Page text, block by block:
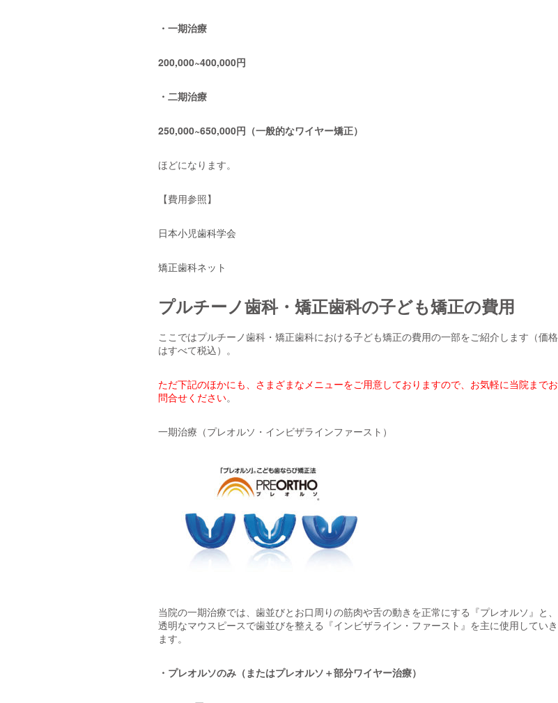
・一期治療
200,000~400,000円
・二期治療
250,000~650,000円（一般的なワイヤー矯正）
ほどになります。
【費用参照】
日本小児歯科学会
矯正歯科ネット
プルチーノ歯科・矯正歯科の子ども矯正の費用
ここではプルチーノ歯科・矯正歯科における子ども矯正の費用の一部をご紹介します（価格
はすべて税込）。
ただ下記のほかにも、さまざまなメニューをご用意しておりますので、お気軽に当院までお
問合せください。
一期治療（プレオルソ・インビザラインファースト）
当院の一期治療では、歯並びとお口周りの筋肉や舌の動きを正常にする『プレオルソ』と、
透明なマウスピースで歯並びを整える『インビザライン・ファースト』を主に使用していき
ます。
・プレオルソのみ（またはプレオルソ＋部分ワイヤー治療）